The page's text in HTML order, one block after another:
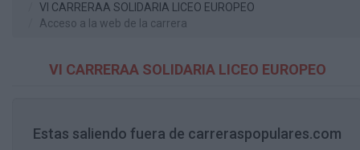
VI CARRERAA SOLIDARIA LICEO EUROPEO
Acceso a la web de la carrera
VI CARRERAA SOLIDARIA LICEO EUROPEO
Estas saliendo fuera de carreraspopulares.com